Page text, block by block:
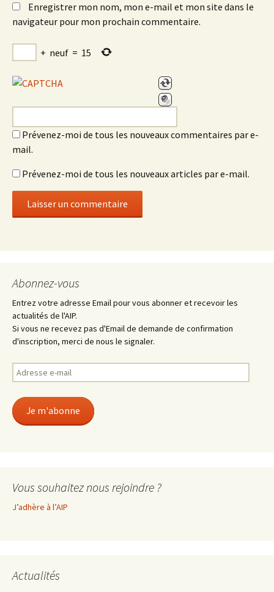
Enregistrer mon nom, mon e-mail et mon site dans le
navigateur pour mon prochain commentaire.
+ neuf = 15
Prévenez-moi de tous les nouveaux commentaires par e-
mail.
Prévenez-moi de tous les nouveaux articles par e-mail.
Abonnez-vous
Entrez votre adresse Email pour vous abonner et recevoir les
actualités de l'AIP.
Si vous ne recevez pas d'Email de demande de confirmation
d'inscription, merci de nous le signaler.
Adresse
e-
Je m'abonne
Vous souhaitez nous rejoindre ?
J’adhère à l’AIP
Actualités